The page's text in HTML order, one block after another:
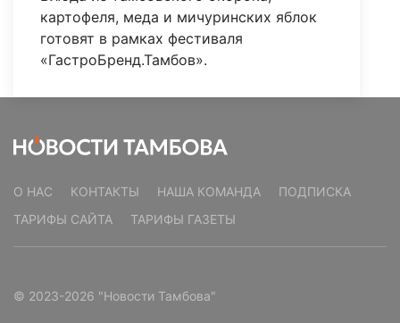
картофеля, меда и мичуринских яблок
готовят в рамках фестиваля
«ГастроБренд.Тамбов».
О НАС КОНТАКТЫ НАША КОМАНДА
ПОДПИСКА
ТАРИФЫ САЙТА
ТАРИФЫ ГАЗЕТЫ
© 2023-2026 "Новости Тамбова"